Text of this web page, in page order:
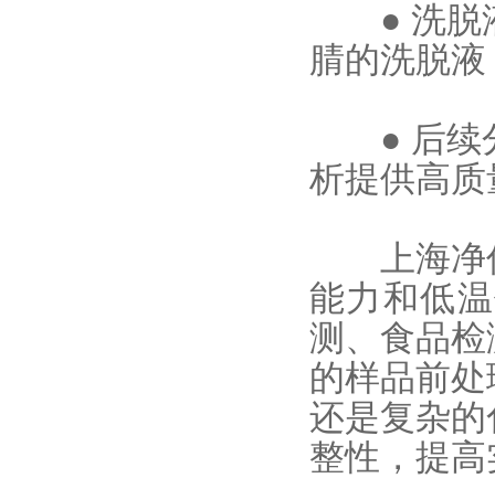
● 洗脱
腈的洗脱
● 后续
析提供高
上海净信
能力和低
测、食品
的样品前
还是复杂
整性，提